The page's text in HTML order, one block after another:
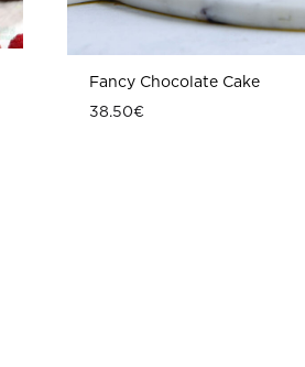
Fancy Chocolate Cake
38.50€